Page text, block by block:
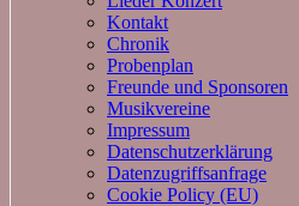
Kontakt
Chronik
Probenplan
Freunde und Sponsoren
Musikvereine
Impressum
Datenschutzerklärung
Datenzugriffsanfrage
Cookie Policy (EU)